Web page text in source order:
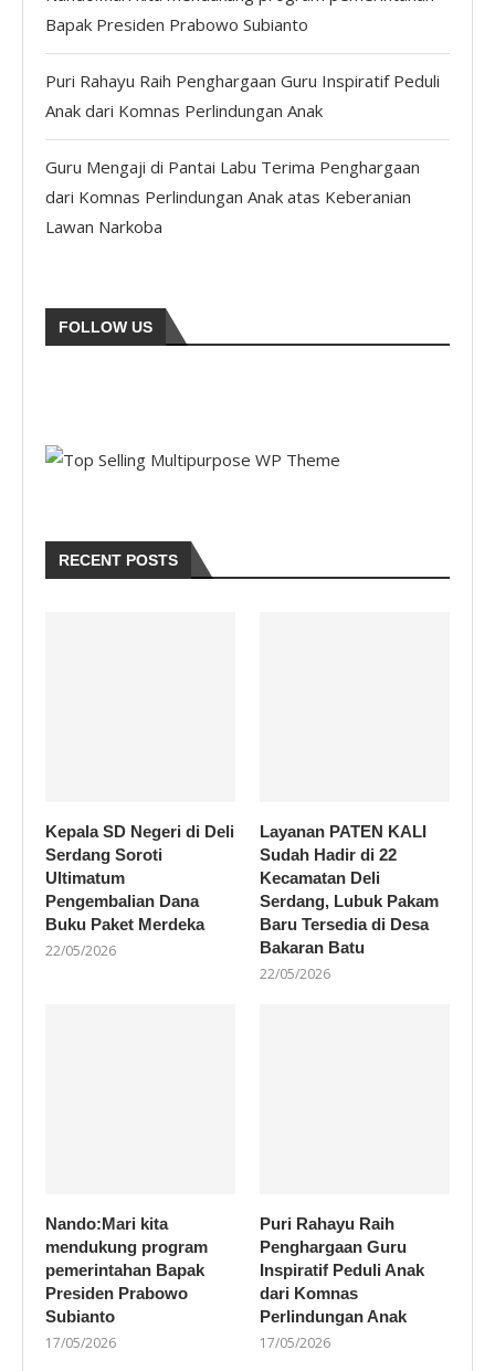
Bapak Presiden Prabowo Subianto
Puri Rahayu Raih Penghargaan Guru Inspiratif Peduli
Anak dari Komnas Perlindungan Anak
Guru Mengaji di Pantai Labu Terima Penghargaan
dari Komnas Perlindungan Anak atas Keberanian
Lawan Narkoba
FOLLOW US
RECENT POSTS
Kepala SD Negeri di Deli
Serdang Soroti
Ultimatum
Pengembalian Dana
Buku Paket Merdeka
22/05/2026
Layanan PATEN KALI
Sudah Hadir di 22
Kecamatan Deli
Serdang, Lubuk Pakam
Baru Tersedia di Desa
Bakaran Batu
22/05/2026
Nando:Mari kita
mendukung program
pemerintahan Bapak
Presiden Prabowo
Subianto
17/05/2026
Puri Rahayu Raih
Penghargaan Guru
Inspiratif Peduli Anak
dari Komnas
Perlindungan Anak
17/05/2026